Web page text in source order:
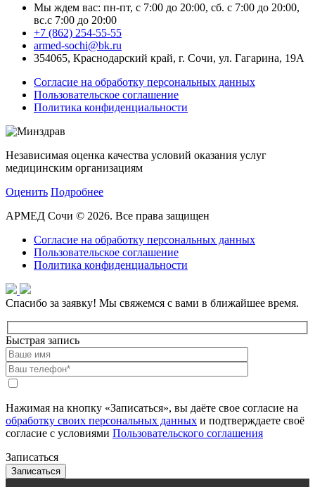
Мы ждем вас: пн-пт, с 7:00 до 20:00, сб. с 7:00 до 20:00,
вс.с 7:00 до 20:00
+7 (862) 254-55-55
armed-sochi@bk.ru
354065, Краснодарский край, г. Сочи, ул. Гагарина, 19А
Согласие на обработку персональных данных
Пользовательское соглашение
Политика конфиденциальности
Независимая оценка качества условий оказания услуг
медицинским организациям
Оценить Подробнее
АРМЕД Сочи © 2026. Все права защищен
Согласие на обработку персональных данных
Пользовательское соглашение
Политика конфиденциальности
Спасибо за заявку! Мы свяжемся с вами в ближайшее время.
Быстрая запись
Нажимая на кнопку «Записаться», вы даёте свое согласие на
обработку своих персональных данных и подтверждаете своё
согласие с условиями Пользовательского соглашения
Записаться